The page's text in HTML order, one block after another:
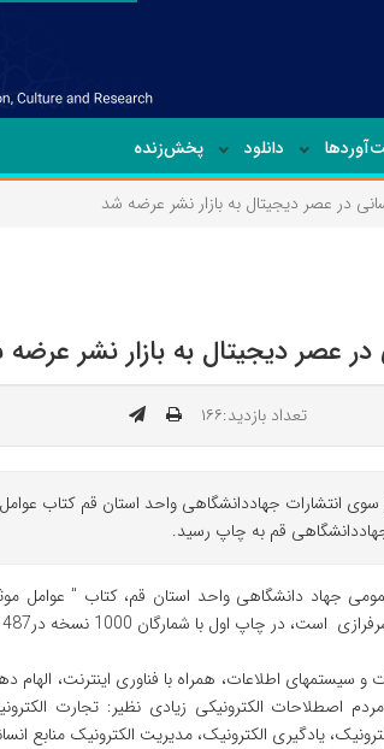
دانلود پخش‌زنده
در عصر دیجیتال به بازار نشر عرضه شد
در عصر دیجیتال به بازار نشر
تعداد بازدید:۱۶۶
انتشارات جهاددانشگاهی واحد استان قم کتاب
جهاددانشگاهی قم به چاپ رسید.
جهاد دانشگاهی واحد استان قم، کتاب " عوامل
در چاپ اول با شمارگان 1000 نسخه در487 صفحه منتشر شد.
و سیستم‏های اطلاعات، همراه با فناوری اینترنت،
اصطلاحات الکترونیکی زیادی نظیر: تجارت
یادگیری الکترونیک، مدیریت الکترونیک منابع